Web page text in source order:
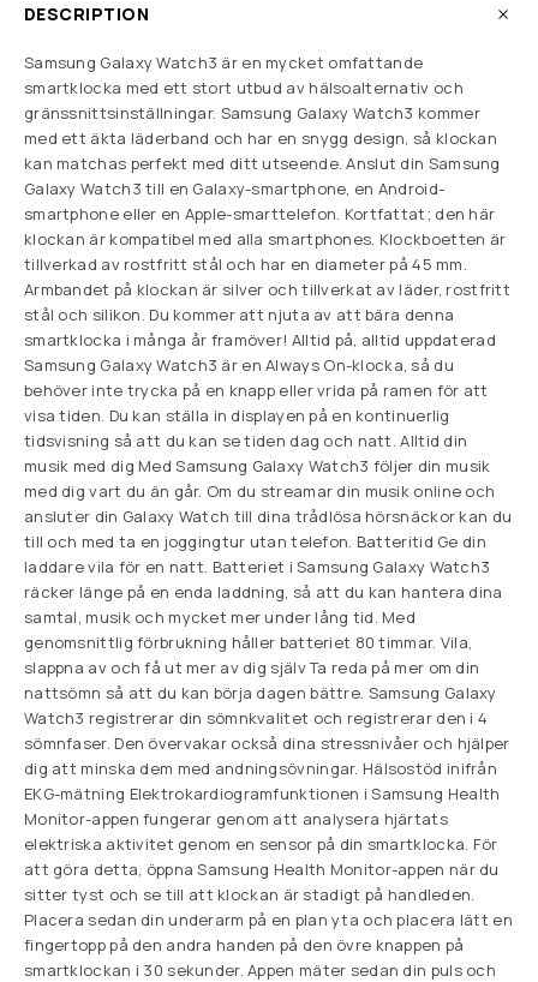
DESCRIPTION
Samsung Galaxy Watch3 är en mycket omfattande
smartklocka med ett stort utbud av hälsoalternativ och
gränssnittsinställningar. Samsung Galaxy Watch3 kommer
med ett äkta läderband och har en snygg design, så klockan
kan matchas perfekt med ditt utseende. Anslut din Samsung
Galaxy Watch3 till en Galaxy-smartphone, en Android-
smartphone eller en Apple-smarttelefon. Kortfattat; den här
klockan är kompatibel med alla smartphones. Klockboetten är
tillverkad av rostfritt stål och har en diameter på 45 mm.
Armbandet på klockan är silver och tillverkat av läder, rostfritt
stål och silikon. Du kommer att njuta av att bära denna
smartklocka i många år framöver! Alltid på, alltid uppdaterad
Samsung Galaxy Watch3 är en Always On-klocka, så du
behöver inte trycka på en knapp eller vrida på ramen för att
visa tiden. Du kan ställa in displayen på en kontinuerlig
tidsvisning så att du kan se tiden dag och natt. Alltid din
musik med dig Med Samsung Galaxy Watch3 följer din musik
med dig vart du än går. Om du streamar din musik online och
ansluter din Galaxy Watch till dina trådlösa hörsnäckor kan du
till och med ta en joggingtur utan telefon. Batteritid Ge din
laddare vila för en natt. Batteriet i Samsung Galaxy Watch3
räcker länge på en enda laddning, så att du kan hantera dina
samtal, musik och mycket mer under lång tid. Med
genomsnittlig förbrukning håller batteriet 80 timmar. Vila,
slappna av och få ut mer av dig själv Ta reda på mer om din
nattsömn så att du kan börja dagen bättre. Samsung Galaxy
Watch3 registrerar din sömnkvalitet och registrerar den i 4
sömnfaser. Den övervakar också dina stressnivåer och hjälper
dig att minska dem med andningsövningar. Hälsostöd inifrån
EKG-mätning Elektrokardiogramfunktionen i Samsung Health
Monitor-appen fungerar genom att analysera hjärtats
elektriska aktivitet genom en sensor på din smartklocka. För
att göra detta, öppna Samsung Health Monitor-appen när du
sitter tyst och se till att klockan är stadigt på handleden.
Placera sedan din underarm på en plan yta och placera lätt en
fingertopp på den andra handen på den övre knappen på
smartklockan i 30 sekunder. Appen mäter sedan din puls och